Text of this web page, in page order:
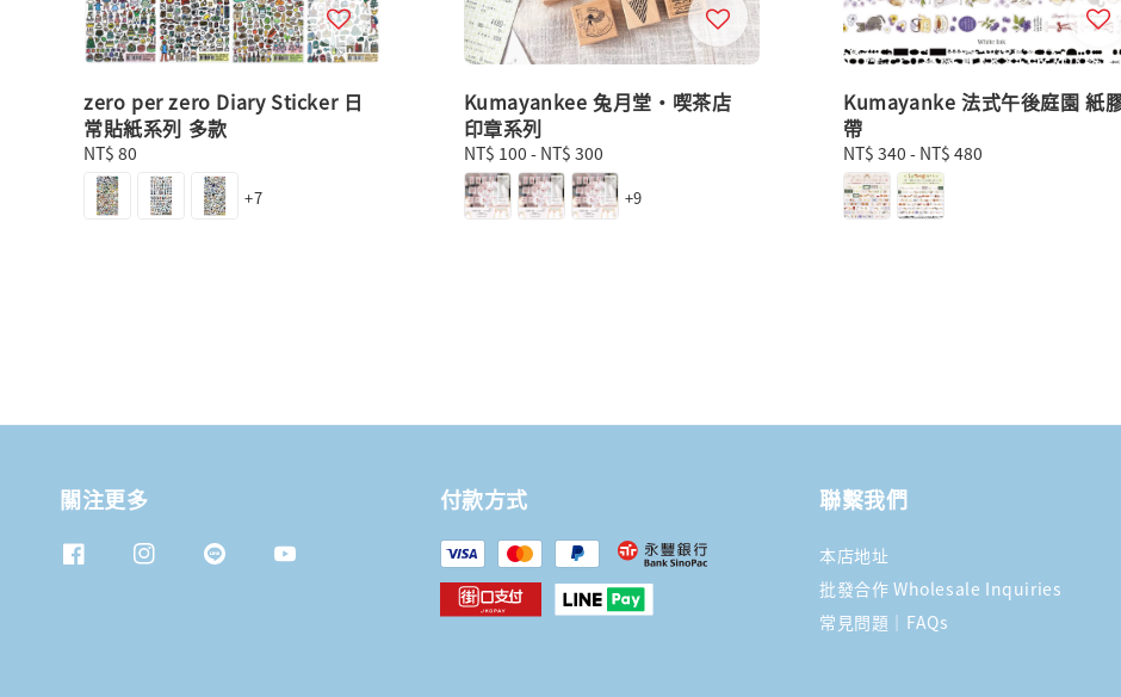
zero per zero Diary Sticker 日
常貼紙系列 多款
Regular
price
NT$ 80
+7
Kumayankee 兔月堂・喫茶店
印章系列
Regular
price
NT$ 100 - NT$ 300
+9
Kumayanke 法式午後庭園 紙
帶
Regular
price
NT$ 340 - NT$ 480
關注更多 付款方式 聯繫我們
本店地址
批發合作 Wholesale Inquiries
常見問題｜FAQs